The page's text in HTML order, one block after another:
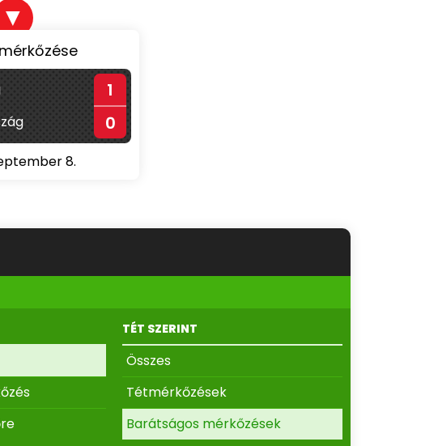
▼
1
0
8.
TÉT SZERINT
Összes
Tétmérkőzések
Barátságos mérkőzések